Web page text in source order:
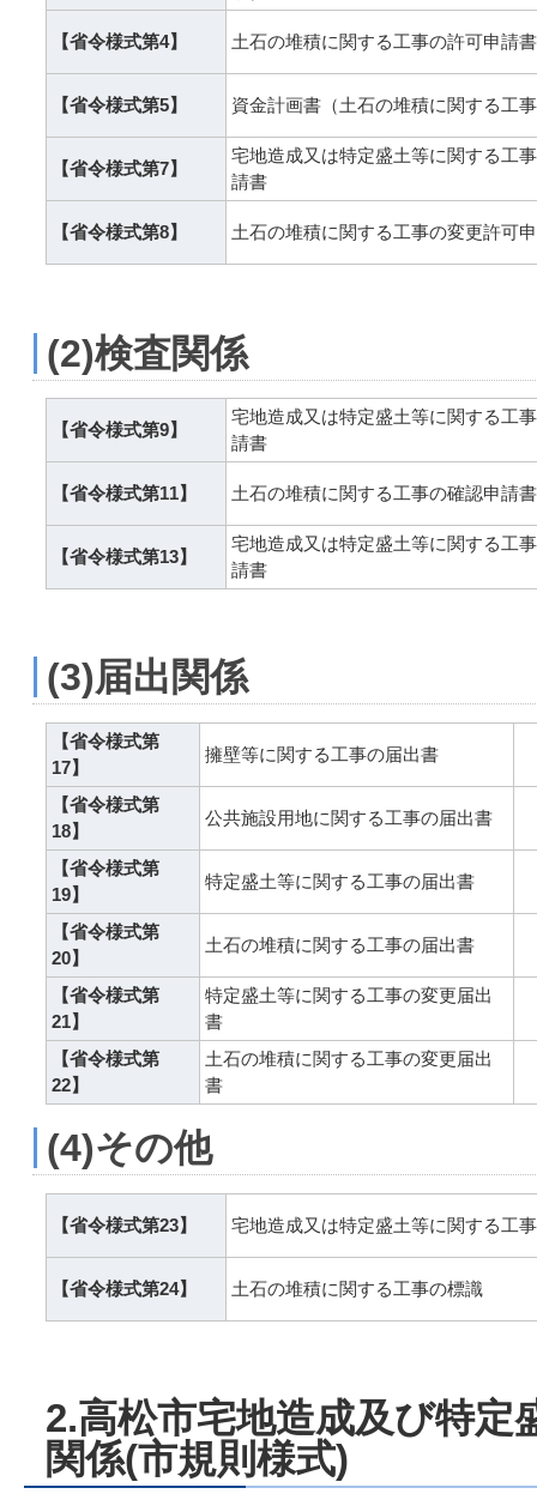
【省令様式第4】 土石の堆積に関する工事の許可申請書
【省令様式第5】 資金計画書（土石の堆積に関する工
【省令様式第7】
宅地造成又は特定盛土等に関する工
請書
【省令様式第8】 土石の堆積に関する工事の変更許可
(2)検査関係
【省令様式第9】
宅地造成又は特定盛土等に関する工
請書
【省令様式第11】 土石の堆積に関する工事の確認申請書
【省令様式第13】
宅地造成又は特定盛土等に関する工
請書
(3)届出関係
【省令様式第
17】
擁壁等に関する工事の届出書
【省令様式第
18】
公共施設用地に関する工事の届出書
【省令様式第
19】
特定盛土等に関する工事の届出書
【省令様式第
20】
土石の堆積に関する工事の届出書
【省令様式第
21】
特定盛土等に関する工事の変更届出
書
【省令様式第
22】
土石の堆積に関する工事の変更届出
書
(4)その他
【省令様式第23】 宅地造成又は特定盛土等に関する工
【省令様式第24】 土石の堆積に関する工事の標識
2.高松市宅地造成及び特定
関係(市規則様式)